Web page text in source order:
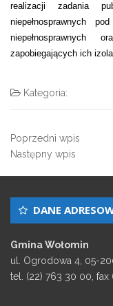
realizacji zadania
niepełnosprawnych
niepełnosprawnych
zapobiegających ich
Kategoria:
Poprzedni wpis
Następny wpis
DANE
Gmina Wołomin
ul. Ogrodowa 4, 05-
tel. (22) 763 30 00, fax